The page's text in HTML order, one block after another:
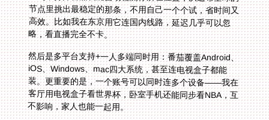
略，看直播完全不卡。
然后是多平台支持+一人多端同时用：番茄覆盖Android、
iOS、Windows、mac四大系统，甚至连电视盒子都能
装。更重要的是，一个账号可以同时连多个设备——我在
客厅用电视盒子看世界杯，卧室手机还能同步看NBA，互
不影响，家人也能一起用。